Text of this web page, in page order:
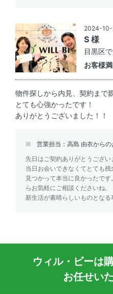
2024-
S 様
目黒区
お客様
物件探しから内見、契約まで
とても心強かったです！
ありがとうございました！！
営業担当：高島 由衣からの
先日はご契約ありがとうござい
当日お会いできなくてとても
見つかって本当に良かったで
らお気軽にご相談くださいね。
新生活が素晴らしいものとなる
ウィル・ビーは
お任せい